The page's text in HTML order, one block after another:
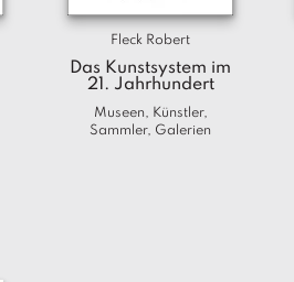
Fleck Robert
Das Kunstsystem im
21. Jahrhundert
Museen, Künstler,
Sammler, Galerien